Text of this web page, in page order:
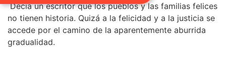
Decía un escritor que los pueblos y las familias felices
no tienen historia. Quizá a la felicidad y a la justicia se
accede por el camino de la aparentemente aburrida
gradualidad.